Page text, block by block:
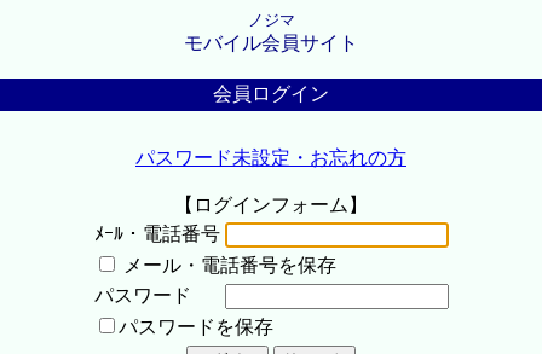
ノジマ
モバイル会員サイト
会員ログイン
パスワード未設定・お忘れの方
【ログインフォーム】
ﾒｰﾙ・電話番号
メール・電話番号を保存
パスワード
パスワードを保存